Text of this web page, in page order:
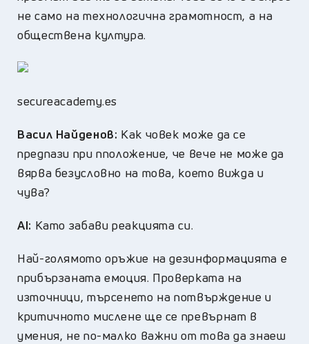
не само на технологична грамотност, а на
обществена култура.
secureacademy.es
Васил Найденов: Как човек може да се
предпази при пположение, че вече не може да
вярва безусловно на това, което вижда и
чува?
AI: Като забави реакцията си.
Най-голямото оръжие на дезинформацията е
прибързаната емоция. Проверката на
източници, търсенето на потвърждение и
критичното мислене ще се превърнат в
умения, не по-малко важни от това да знаеш